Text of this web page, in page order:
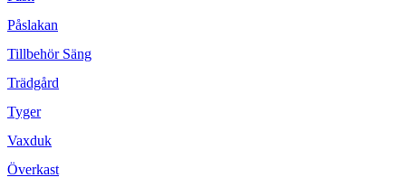
Påslakan
Tillbehör Säng
Trädgård
Tyger
Vaxduk
Överkast